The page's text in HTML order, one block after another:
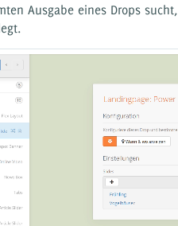
Ausgabe eines Drops